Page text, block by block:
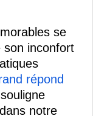
se
son inconfort
répond
notre